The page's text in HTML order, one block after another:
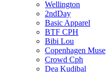
Wellington
2ndDay
Basic Apparel
BTF CPH
Bibi Lou
Copenhagen Muse
Crowd Cph
Dea Kudibal